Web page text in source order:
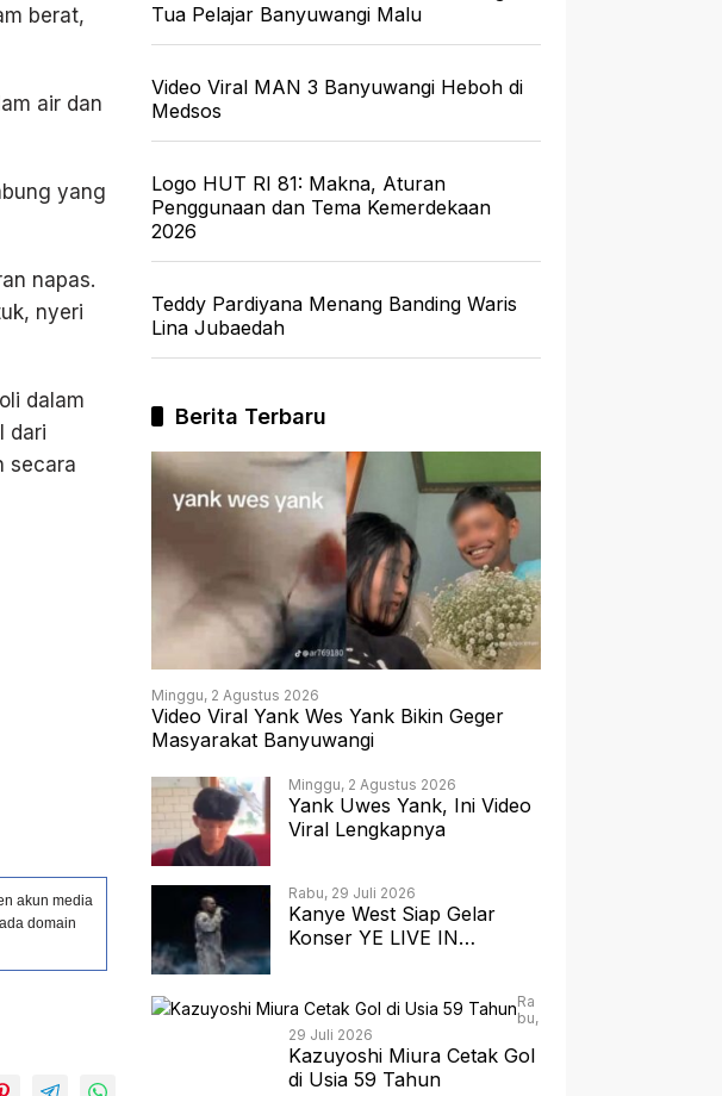
berat,
air dan
yang
napas.
nyeri
dalam
dari
secara
akun media
domain
Tua Pelajar Banyuwangi Malu
Video Viral MAN 3 Banyuwangi Heboh di
Medsos
Logo HUT RI 81: Makna, Aturan
Penggunaan dan Tema Kemerdekaan
2026
Teddy Pardiyana Menang Banding Waris
Lina Jubaedah
Berita Terbaru
Minggu, 2 Agustus 2026
Video Viral Yank Wes Yank Bikin Geger
Masyarakat Banyuwangi
Minggu, 2 Agustus 2026
Yank Uwes Yank, Ini Video
Viral Lengkapnya
Rabu, 29 Juli 2026
Kanye West Siap Gelar
Konser YE LIVE IN
Ra
bu,
29 Juli 2026
Kazuyoshi Miura Cetak Gol
di Usia 59 Tahun